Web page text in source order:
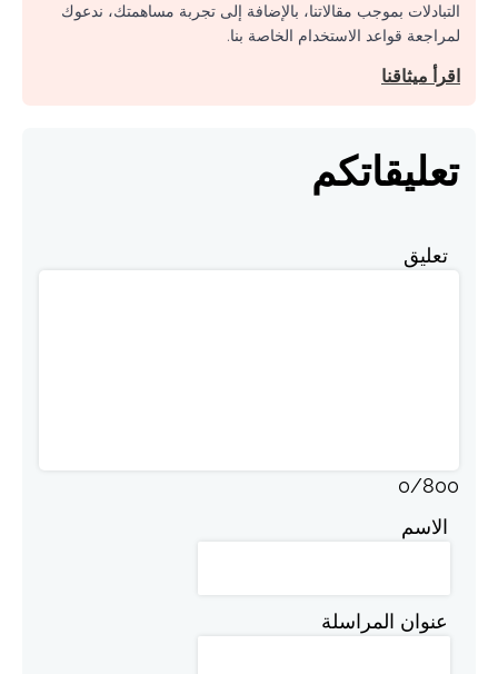
التبادلات بموجب مقالاتنا، بالإضافة إلى تجربة مساهمتك، ندعوك
لمراجعة قواعد الاستخدام الخاصة بنا.
اقرأ ميثاقنا
تعليقاتكم
تعليق
0/800
الاسم
عنوان المراسلة